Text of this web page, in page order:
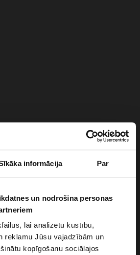
informācija Par
un nodrošina personas
lai analizētu kustību,
reklamu Jūsu vajadzībām un
kopīgošanu sociālajos